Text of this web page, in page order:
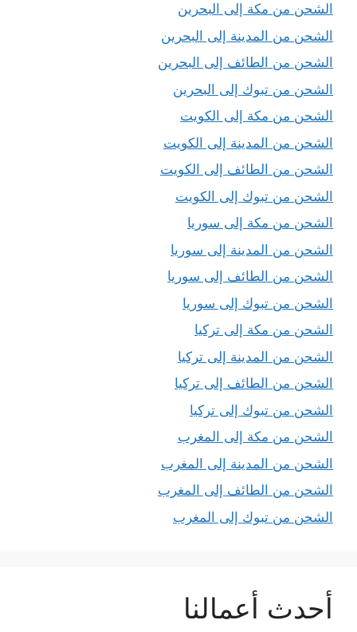
الشحن من مكة إلى البحرين
الشحن من المدينة إلى البحرين
الشحن من الطائف إلى البحرين
الشحن من تبوك إلى البحرين
الشحن من مكة إلى الكويت
الشحن من المدينة إلى الكويت
الشحن من الطائف إلى الكويت
الشحن من تبوك إلى الكويت
الشحن من مكة إلى سوريا
الشحن من المدينة إلى سوريا
الشحن من الطائف إلى سوريا
الشحن من تبوك إلى سوريا
الشحن من مكة إلى تركيا
الشحن من المدينة إلى تركيا
الشحن من الطائف إلى تركيا
الشحن من تبوك إلى تركيا
الشحن من مكة إلى المغرب
الشحن من المدينة إلى المغرب
الشحن من الطائف إلى المغرب
الشحن من تبوك إلى المغرب
أحدث أعمالنا